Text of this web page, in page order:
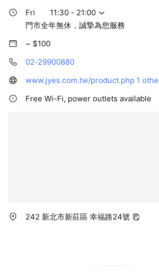
Fri
11:30 - 21:00
門市全年無休，誠摯為您服務
~ $100
02-29900880
www.jyes.com.tw/product.php 1
Free Wi-Fi, power outlets available
242 新北市新莊區 幸福路24號